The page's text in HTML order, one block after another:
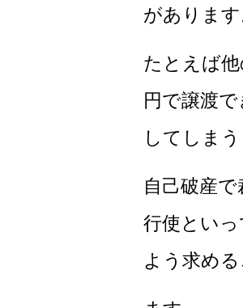
がありま
たとえば
円で譲渡
してしま
自己破産
行使とい
よう求め